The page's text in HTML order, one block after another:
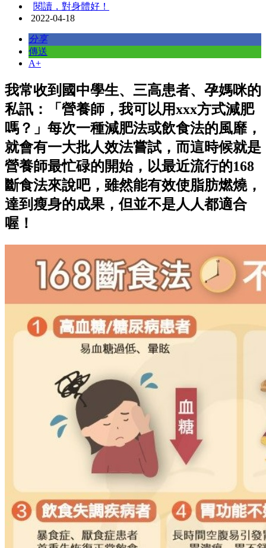
閱讀，對身體好！
2022-04-18
分享
傳送
A+
我常收到國中學生、三高患者、孕媽咪的
私訊：「營養師，我可以用xxx方式減肥
嗎？」每次一種減肥法或飲食法的風靡，
就會有一大批人效法嘗試，而這時候就是
營養師最忙碌的開始，以最近流行的168
斷食法來說吧，雖然能有效使脂肪燃燒，
達到瘦身的成果，但並不是人人都適合
喔！